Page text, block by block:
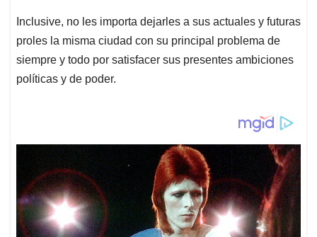
Inclusive, no les importa dejarles a sus actuales y futuras
proles la misma ciudad con su principal problema de
siempre y todo por satisfacer sus presentes ambiciones
políticas y de poder.